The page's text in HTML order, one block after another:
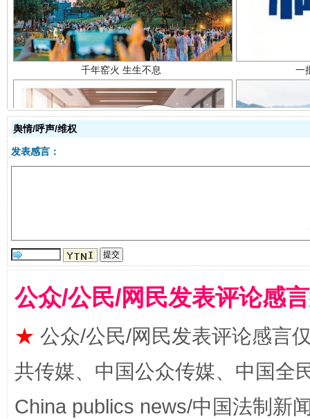
揭开“小金库”的免责幌子
受贿1.44亿！段成刚被判无期 从幼
舆情/呼声/维权
发表感言：
公众/公民/网民发表评论感
★ 公众/公民/网民发表评论感言
共传媒、中国公众传媒、中国全
China publics news/中国法制新